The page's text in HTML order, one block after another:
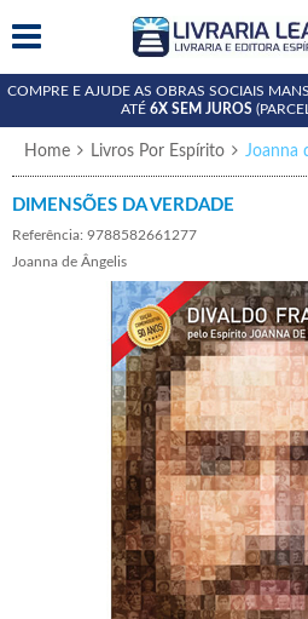
COMPRE E AJUDE AS OBRAS SOCIAIS
ATÉ 6X SEM JUROS
Home Livros Por Espírito Joanna
DIMENSÕES DA VERDADE
Referência: 9788582661277
Joanna de Ângelis